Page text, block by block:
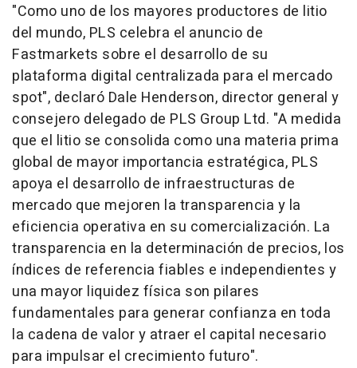
"Como uno de los mayores productores de litio
del mundo, PLS celebra el anuncio de
Fastmarkets sobre el desarrollo de su
plataforma digital centralizada para el mercado
spot", declaró Dale Henderson, director general y
consejero delegado de PLS Group Ltd. "A medida
que el litio se consolida como una materia prima
global de mayor importancia estratégica, PLS
apoya el desarrollo de infraestructuras de
mercado que mejoren la transparencia y la
eficiencia operativa en su comercialización. La
transparencia en la determinación de precios, los
índices de referencia fiables e independientes y
una mayor liquidez física son pilares
fundamentales para generar confianza en toda
la cadena de valor y atraer el capital necesario
para impulsar el crecimiento futuro".